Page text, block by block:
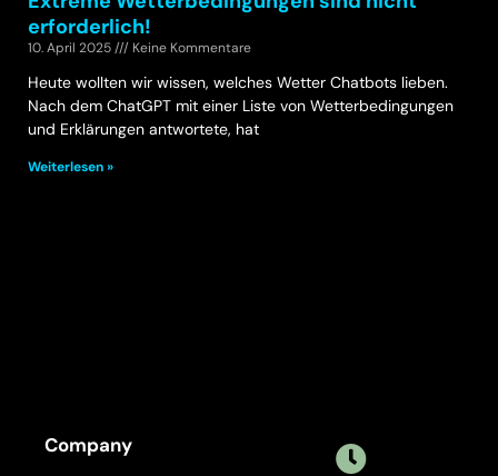
erforderlich!
10. April 2025 Keine Kommentare
Heute wollten wir wissen, welches Wetter Chatbots lieben.
Nach dem ChatGPT mit einer Liste von Wetterbedingungen
und Erklärungen antwortete, hat
Weiterlesen »
Company